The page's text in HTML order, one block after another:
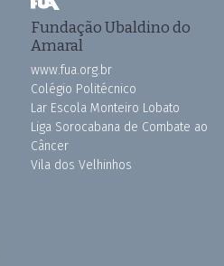
Fundação Ubaldino do
Amaral
www.fua.org.br
Colégio Politécnico
Lar Escola Monteiro Lobato
Liga Sorocabana de Combate ao
Câncer
Vila dos Velhinhos